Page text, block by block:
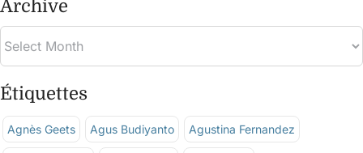
Archive
Étiquettes
Agnès Geets Agus Budiyanto Agustina Fernandez